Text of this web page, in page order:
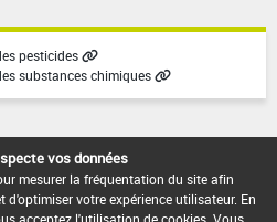
pesticides
substances chimiques
vos données
mesurer la fréquentation du site afin
votre expérience utilisateur. En